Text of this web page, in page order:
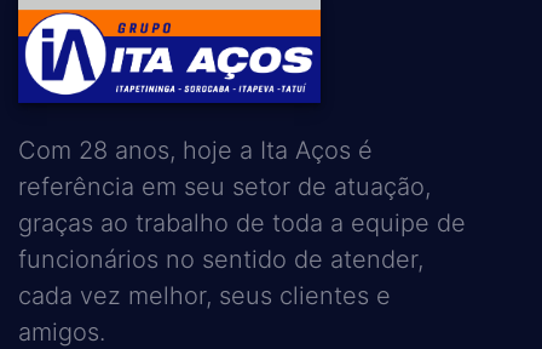
Com 28 anos, hoje a Ita Aços é
referência em seu setor de atuação,
graças ao trabalho de toda a equipe de
funcionários no sentido de atender,
cada vez melhor, seus clientes e
amigos.